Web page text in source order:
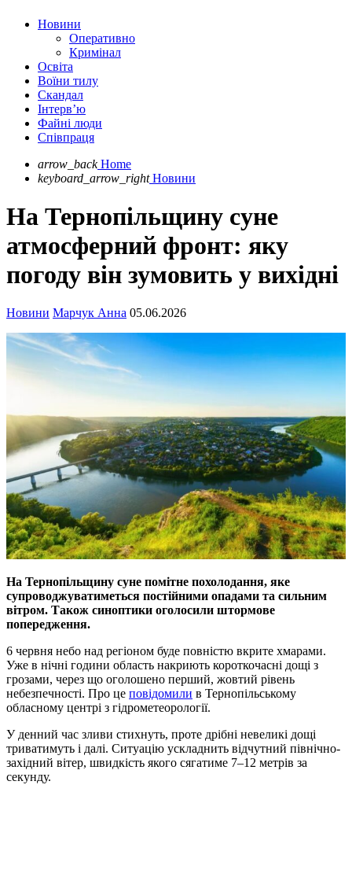
Новини
Оперативно
Кримінал
Освіта
Воїни тилу
Скандал
Інтерв’ю
Файні люди
Співпраця
arrow_back Home
keyboard_arrow_right Новини
На Тернопільщину суне
атмосферний фронт: яку
погоду він зумовить у вихідні
Новини Марчук Анна 05.06.2026
На Тернопільщину суне помітне похолодання, яке
супроводжуватиметься постійними опадами та сильним
вітром. Також синоптики оголосили штормове
попередження.
6 червня небо над регіоном буде повністю вкрите хмарами.
Уже в нічні години область накриють короткочасні дощі з
грозами, через що оголошено перший, жовтий рівень
небезпечності. Про це повідомили в Тернопільському
обласному центрі з гідрометеорології.
У денний час зливи стихнуть, проте дрібні невеликі дощі
триватимуть і далі. Ситуацію ускладнить відчутний північно-
західний вітер, швидкість якого сягатиме 7–12 метрів за
секунду.